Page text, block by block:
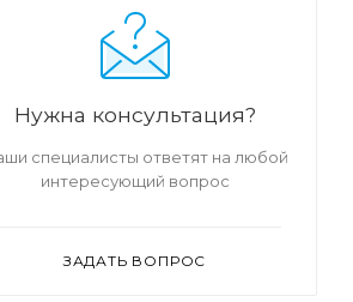
Нужна консультация?
специалисты ответят на любой
интересующий вопрос
ЗАДАТЬ ВОПРОС